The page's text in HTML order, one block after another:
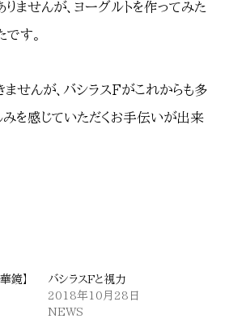
ませんが、ヨーグルトを作ってみた
す。
せんが、バシラスFがこれからも多
みを感じていただくお手伝いが出来
鏡】
バシラスFと視力
2018年10月28日
NEWS